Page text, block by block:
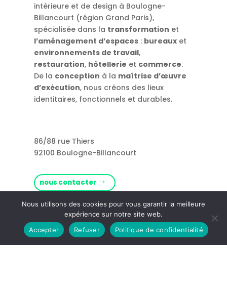
intérieure et de design à Boulogne-
Billancourt (région Grand Paris),
spécialisée dans la transformation et
l’aménagement d’espaces : bureaux et
environnements de travail,
restauration, hôtellerie et commerce.
De la conception à la maîtrise d’œuvre
d’exécution, nous créons des lieux
identitaires, fonctionnels et durables.
86/88 rue Thiers
92100 Boulogne-Billancourt
nous contacter
Rejoignez-nous !
Nous utilisons des cookies pour vous garantir la meilleure
expérience sur notre site web.
Accepter
Refuser Politique de confidentialité